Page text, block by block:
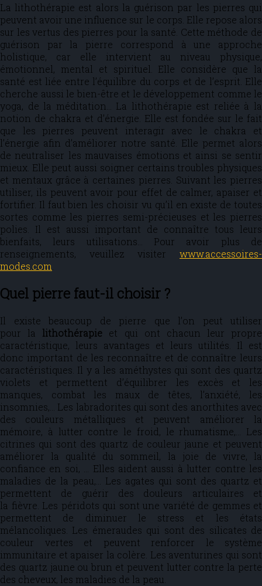
La lithothérapie est alors la guérison par les pierres qui
peuvent avoir une influence sur le corps. Elle repose alors
sur les vertus des pierres pour la santé. Cette méthode de
guérison par la pierre correspond à une approche
holistique, car elle intervient au niveau physique,
émotionnel, mental et spirituel. Elle considère que la
santé est liée entre l’équilibre du corps et de l’esprit. Elle
cherche aussi le bien-être et le développement comme le
yoga, de la méditation… La lithothérapie est reliée à la
notion de chakra et d’énergie. Elle est fondée sur le fait
que les pierres peuvent interagir avec le chakra et
l’énergie afin d’améliorer notre santé. Elle permet alors
de neutraliser les mauvaises émotions et ainsi se sentir
mieux. Elle peut aussi soigner certains troubles physiques
et mentaux grâce à certaines pierres. Suivant les pierres
utiliser, ils peuvent avoir pour effet de calmer, apaiser et
fortifier. Il faut bien les choisir vu qu’il en existe de toutes
sortes comme les pierres semi-précieuses et les pierres
polies. Il est aussi important de connaître tous leurs
bienfaits, leurs utilisations… Pour avoir plus de
renseignements, veuillez visiter www.accessoires-
modes.com
Quel pierre faut-il choisir ?
Il existe beaucoup de pierre que l’on peut utiliser
pour la lithothérapie et qui ont chacun leur propre
caractéristique, leurs avantages et leurs utilités. Il est
donc important de les reconnaître et de connaître leurs
caractéristiques. Il y a les améthystes qui sont des quartz
violets et permettent d’équilibrer les excès et les
manques, combat les maux de têtes, l’anxiété, les
insomnies,… Les labradorites qui sont des anorthites avec
des couleurs métalliques et peuvent améliorer la
mémoire, à lutter contre le froid, le rhumatisme,… Les
citrines qui sont des quartz de couleur jaune et peuvent
améliorer la qualité du sommeil, la joie de vivre, la
confiance en soi, … Elles aident aussi à lutter contre les
maladies de la peau,… Les agates qui sont des quartz et
permettent de guérir des douleurs articulaires et
la fièvre. Les péridots qui sont une variété de gemmes et
permettent de diminuer le stress et les états
mélancoliques. Les émeraudes qui sont des silicates de
couleur vertes et peuvent renforcer le système
immunitaire et apaiser la colère. Les aventurines qui sont
des quartz jaune ou brun et peuvent lutter contre la perte
des cheveux, les maladies de la peau.